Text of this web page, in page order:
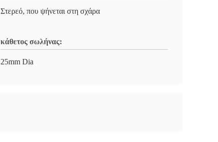
Στερεό, που ψήνεται στη σχάρα
κάθετος σωλήνας:
25mm Dia